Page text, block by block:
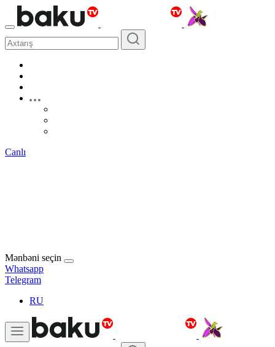
Canlı
Mənbəni seçin
Whatsapp
Telegram
RU